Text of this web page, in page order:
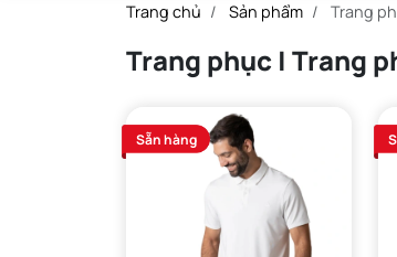
Trang chủ Sản phẩm Trang
Trang phục | Trang
Sẵn hàng